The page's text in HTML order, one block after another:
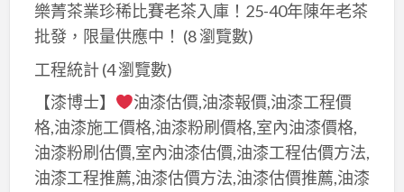
0920070470
樂菁茶業珍稀比賽老茶入庫！25-40年陳年老茶
批發，限量供應中！ (8 瀏覽數)
工程統計(4 瀏覽數)
【漆博士】
油漆估價,油漆報價,油漆工程價
格,油漆施工價格,油漆粉刷價格,室內油漆價格,
油漆粉刷估價,室內油漆估價,油漆工程估價方法,
油漆工程推薦,油漆估價方法,油漆估價推薦,油漆